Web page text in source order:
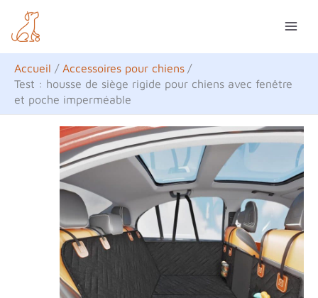
contenu
Accueil
Accessoires pour chiens
Test : housse de siège rigide pour chiens avec fenêtre
et poche imperméable
e
c
h
e